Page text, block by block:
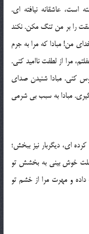
است، عاشقانه نیافته ای.
را بر من تنگ مکن. نکند
من! مبادا که مرا به جرم
مرا از لطفت ناامید کنی.
کنی. مبادا شنیدن صدای
مبادا به سبب بی شرمی
ای، دیگربار نیز ببخش؛
علت خوش بینی به بخشش تو
و مهرت مرا از خشم تو